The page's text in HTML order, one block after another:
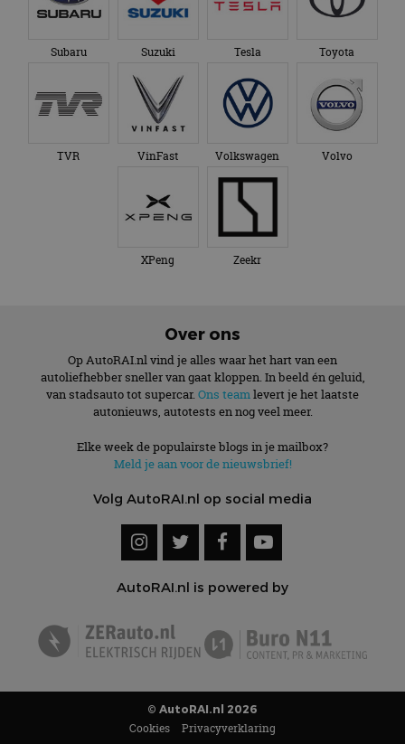
Subaru Suzuki Tesla Toyota
TVR VinFast Volkswagen Volvo
XPeng Zeekr
Over ons
Op AutoRAI.nl vind je alles waar het hart van een
autoliefhebber sneller van gaat kloppen. In beeld én geluid,
van stadsauto tot supercar. Ons teamlevert je het laatste
autonieuws, autotests en nog veel meer.
Elke week de populairste blogs in je mailbox?
Meld je aan voor de nieuwsbrief!
Volg AutoRAI.nl op social media
AutoRAI.nl is powered by
© AutoRAI.nl 2026
Cookies Privacyverklaring